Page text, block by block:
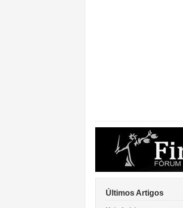
Últimos Artigos